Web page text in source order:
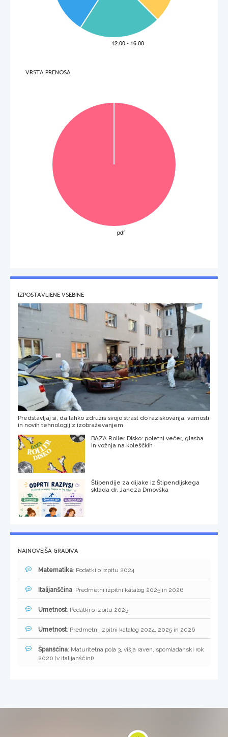
VRSTA PRENOSA
IZPOSTAVLJENE VSEBINE
Predstavljaj si, da lahko združiš svojo strast do raziskovanja, varnosti
in novih tehnologij z izobraževanjem
BAZA Roller Disko: poletni večer, glasba
in vožnja na koleščkih
Štipendije za dijake iz Štipendijskega
sklada dr. Janeza Drnovška
NAJNOVEJŠA GRADIVA
Matematika: Podatki o izpitu 2024
Italijanščina: Predmetni izpitni katalog 2025 in 2026
Umetnost: Podatki o izpitu 2025
Umetnost: Predmetni izpitni katalog 2024, 2025 in 2026
Španščina: Maturitetna pola 3, višja raven, spomladanski rok
2020 (v italijanščini)